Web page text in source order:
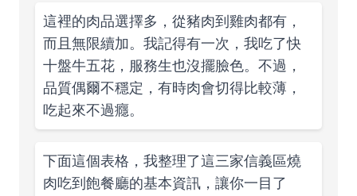
這裡的肉品選擇多，從豬肉到雞肉都有，
而且無限續加。我記得有一次，我吃了快
十盤牛五花，服務生也沒擺臉色。不過，
品質偶爾不穩定，有時肉會切得比較薄，
吃起來不過癮。
下面這個表格，我整理了這三家信義區燒
肉吃到飽餐廳的基本資訊，讓你一目了